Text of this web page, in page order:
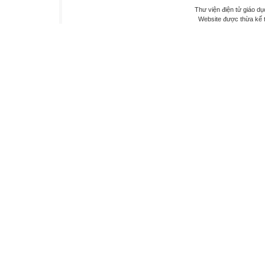
Thư viện điện tử giáo
Website được thừa kế